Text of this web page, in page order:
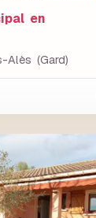
en
Alès (Gard)